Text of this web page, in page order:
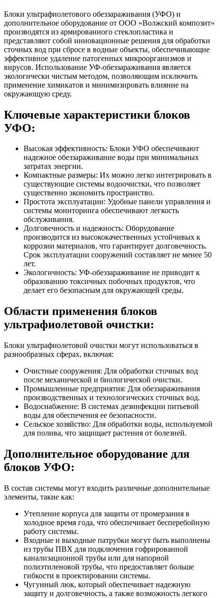
Блоки ультрафиолетового обеззараживания (УФО) и
дополнительное оборудование от ООО «Волжский композит»
производятся из армированного стеклопластика и
представляют собой инновационные решения для обработки
сточных вод при сбросе в водные объекты, обеспечивающие
эффективное удаление патогенных микроорганизмов и
вирусов. Использование УФ-обеззараживания является
экологически чистым методом, позволяющим исключить
применение химикатов и минимизировать влияние на
окружающую среду.
Ключевые характеристики блоков
УФО:
Высокая эффективность: Блоки УФО обеспечивают
надежное обеззараживание воды при минимальных
затратах энергии.
Компактные размеры: Их можно легко интегрировать в
существующие системы водоочистки, что позволяет
существенно экономить пространство.
Простота эксплуатации: Удобные панели управления и
системы мониторинга обеспечивают легкость
обслуживания.
Долговечность и надежность: Оборудование
производится из высококачественных устойчивых к
коррозии материалов, что гарантирует долговечность.
Срок эксплуатации сооружений составляет не менее 50
лет.
Экологичность: УФ-обеззараживание не приводит к
образованию токсичных побочных продуктов, что
делает его безопасным для окружающей среды.
Области применения блоков
ультрафиолетовой очистки:
Блоки ультрафиолетовой очистки могут использоваться в
разнообразных сферах, включая:
Очистные сооружения: Для обработки сточных вод
после механической и биологической очистки.
Промышленные предприятия: Для обеззараживания
производственных и технологических сточных вод.
Водоснабжение: В системах дезинфекции питьевой
воды для обеспечения ее безопасности.
Сельское хозяйство: Для обработки воды, используемой
для полива, что защищает растения от болезней.
Дополнительное оборудование для
блоков УФО:
В состав системы могут входить различные дополнительные
элементы, такие как:
Утепление корпуса для защиты от промерзания в
холодное время года, что обеспечивает бесперебойную
работу системы.
Входные и выходные патрубки могут быть выполнены
из трубы ПВХ для подключения гофрированной
канализационной трубы или для напорной
полиэтиленовой трубы, что предоставляет больше
гибкости в проектировании системы.
Чугунный люк, который обеспечивает надежную
защиту и долговечность, а также возможность легкого